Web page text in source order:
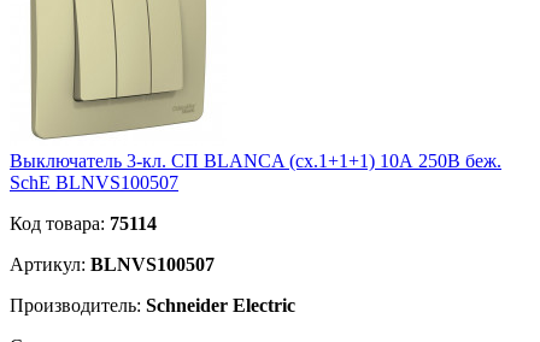
Выключатель 3-кл. СП BLANCA (сх.1+1+1) 10А 250В беж.
SchE BLNVS100507
Код товара: 75114
Артикул: BLNVS100507
Производитель: Schneider Electric